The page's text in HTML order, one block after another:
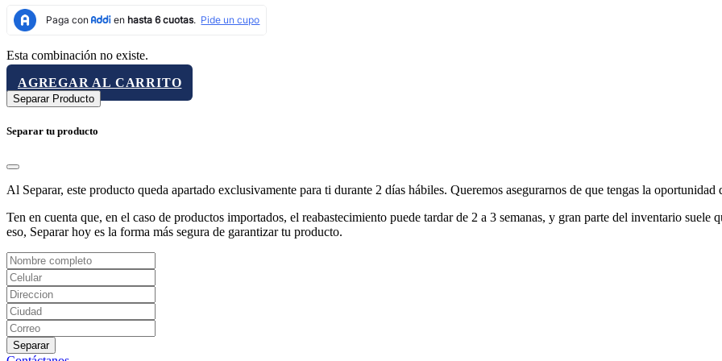
Esta combinación no existe.
AGREGAR AL CARRITO
Separar Producto
Separar tu producto
Al Separar, este producto queda apartado exclusivamente para ti durante 2 días hábiles. Queremos asegurarnos de que tengas la oportunidad
Ten en cuenta que, en el caso de productos importados, el reabastecimiento puede tardar de 2 a 3 semanas, y gran parte del inventario
eso, Separar hoy es la forma más segura de garantizar tu producto.
Separar